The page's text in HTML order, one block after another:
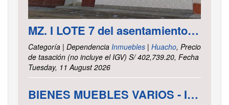
MZ. I LOTE 7 del asentamiento Humano las Delicias – Paramonga – Barranca – Lima
Categoría | Dependencia Inmuebles | Huacho, Precio
de tasación (no incluye el IGV) S/ 402,739.20, Fecha
Tuesday, 11 August 2026
BIENES MUEBLES VARIOS - INTENDENCIA DE TRIBUTOS INTERNOS MADRE DE DIOS